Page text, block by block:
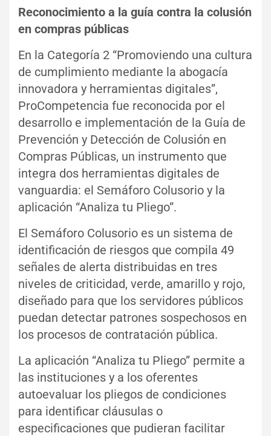
Reconocimiento a la guía contra la colusión
en compras públicas
En la Categoría 2 “Promoviendo una cultura
de cumplimiento mediante la abogacía
innovadora y herramientas digitales”,
ProCompetencia fue reconocida por el
desarrollo e implementación de la Guía de
Prevención y Detección de Colusión en
Compras Públicas, un instrumento que
integra dos herramientas digitales de
vanguardia: el Semáforo Colusorio y la
aplicación “Analiza tu Pliego”.
El Semáforo Colusorio es un sistema de
identificación de riesgos que compila 49
señales de alerta distribuidas en tres
niveles de criticidad, verde, amarillo y rojo,
diseñado para que los servidores públicos
puedan detectar patrones sospechosos en
los procesos de contratación pública.
La aplicación “Analiza tu Pliego” permite a
las instituciones y a los oferentes
autoevaluar los pliegos de condiciones
para identificar cláusulas o
especificaciones que pudieran facilitar